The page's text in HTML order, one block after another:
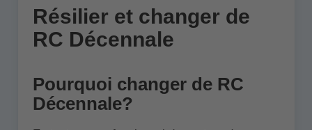
Résilier et changer de
RC Décennale
Pourquoi changer de RC
Décennale?